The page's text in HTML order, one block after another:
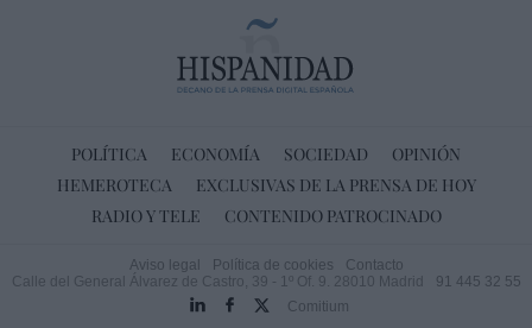
POLÍTICA ECONOMÍA SOCIEDAD
OPINIÓN
HEMEROTECA
EXCLUSIVAS DE LA PRENSA DE HOY
RADIO Y TELE
CONTENIDO PATROCINADO
Aviso legal Política de cookies
Contacto
Calle del General Álvarez de Castro, 39 - 1º Of. 9. 28010 Madrid
91 445 32 55
Comitium